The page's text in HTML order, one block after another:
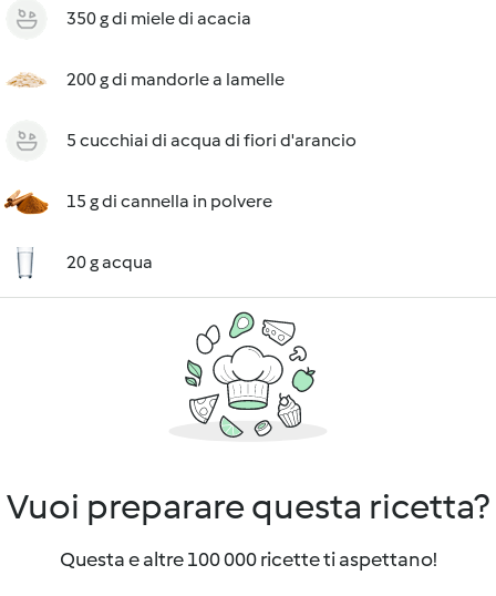
350 g di miele di acacia
200 g di mandorle a lamelle
5 cucchiai di acqua di fiori d'arancio
15 g di cannella in polvere
20 g acqua
Vuoi preparare questa ricetta?
Questa e altre 100 000 ricette ti aspettano!